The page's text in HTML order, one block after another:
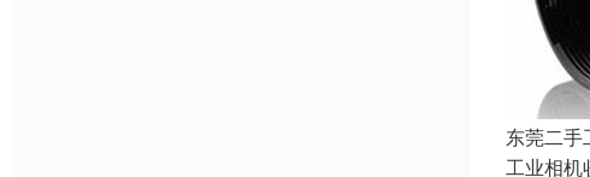
东莞二手
工业相机